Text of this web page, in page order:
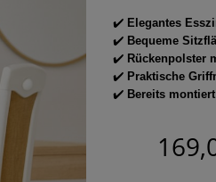
✔️ Elegantes
✔️ Bequeme
✔️ Rückenpolster
✔️ Praktische
✔️ Bereits